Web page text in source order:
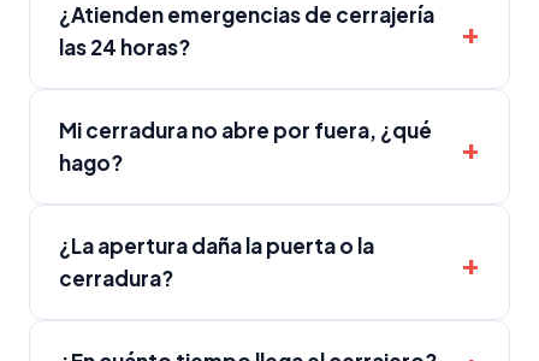
¿Atienden emergencias de cerrajería
las 24 horas?
Mi cerradura no abre por fuera, ¿qué
hago?
¿La apertura daña la puerta o la
cerradura?